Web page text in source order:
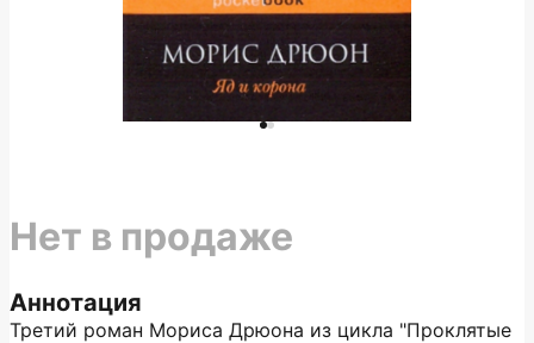
Аннотация
Третий роман Мориса Дрюона из цикла "Проклятые
Нет в продаже